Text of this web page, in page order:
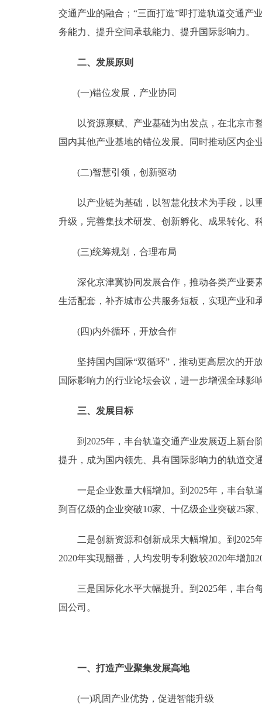
交通产业的融合；“三面打造”即打造轨道交通产
务能力、提升空间承载能力、提升国际影响力。
二、发展原则
(一)错位发展，产业协同
以资源禀赋、产业基础为出发点，在北京市整
国内其他产业基地的错位发展。同时推动区内企
(二)智慧引领，创新驱动
以产业链为基础，以智慧化技术为手段，以重
升级，完善集技术研发、创新孵化、成果转化、
(三)统筹规划，合理布局
深化京津冀协同发展合作，推动各类产业要素
生活配套，补齐城市公共服务短板，实现产业和
(四)内外循环，开放合作
坚持国内国际“双循环”，推动更高层次的开放
国际影响力的行业论坛会议，进一步增强全球影
三、发展目标
到2025年，丰台轨道交通产业发展迈上新台
提升，成为国内领先、具有国际影响力的轨道交
一是企业数量大幅增加。到2025年，丰台轨道
到百亿级的企业突破10家、十亿级企业突破25家
二是创新资源和创新成果大幅增加。到2025年
2020年实现翻番，人均发明专利数较2020年增加
三是国际化水平大幅提升。到2025年，丰台每
国公司。
一、打造产业聚集发展高地
(一)巩固产业优势，促进智能升级